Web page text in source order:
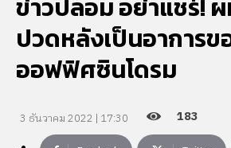
ข่าวปลอม อย่าแชร์! ผ
ปวดหลังเป็นอาการข
ออฟฟิศซินโดรม
3 ธันวาคม 2022 | 17:30 183